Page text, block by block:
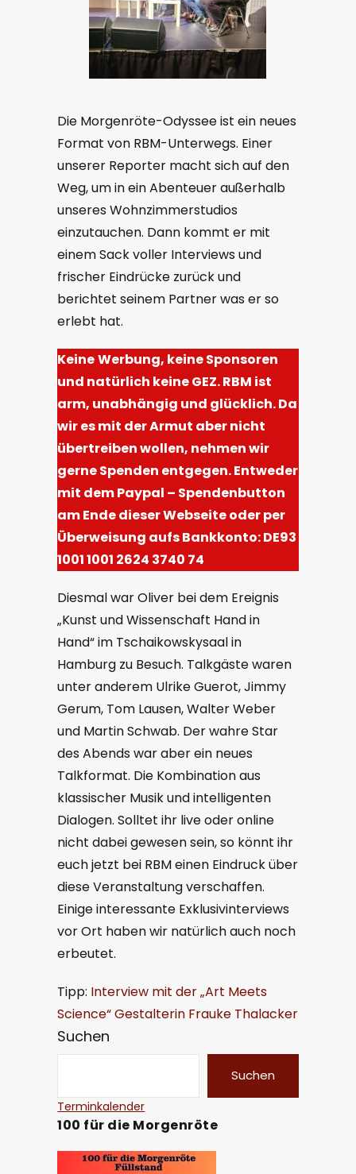
Die Morgenröte-Odyssee ist ein neues
Format von RBM-Unterwegs. Einer
unserer Reporter macht sich auf den
Weg, um in ein Abenteuer außerhalb
unseres Wohnzimmerstudios
einzutauchen. Dann kommt er mit
einem Sack voller Interviews und
frischer Eindrücke zurück und
berichtet seinem Partner was er so
erlebt hat.
KeineWerbung, keine Sponsoren
und natürlich keine GEZ. RBM ist
arm, unabhängig und glücklich. Da
wir es mit der Armut aber nicht
übertreiben wollen, nehmen wir
gerne Spenden entgegen. Entweder
mit dem Paypal – Spendenbutton
am Ende dieser Webseite oder per
Überweisung aufs Bankkonto: DE93
1001 1001 2624 3740 74
Diesmal war Oliver bei dem Ereignis
„Kunst und Wissenschaft Hand in
Hand“ im Tschaikowskysaal in
Hamburg zu Besuch. Talkgäste waren
unter anderem Ulrike Guerot, Jimmy
Gerum, Tom Lausen, Walter Weber
und Martin Schwab. Der wahre Star
des Abends war aber ein neues
Talkformat. Die Kombination aus
klassischer Musik und intelligenten
Dialogen. Solltet ihr live oder online
nicht dabei gewesen sein, so könnt ihr
euch jetzt bei RBM einen Eindruck über
diese Veranstaltung verschaffen.
Einige interessante Exklusivinterviews
vor Ort haben wir natürlich auch noch
erbeutet.
Tipp: Interview mit der „Art Meets
Science“ Gestalterin Frauke Thalacker
Suchen
Suchen
Terminkalender
100 für die Morgenröte